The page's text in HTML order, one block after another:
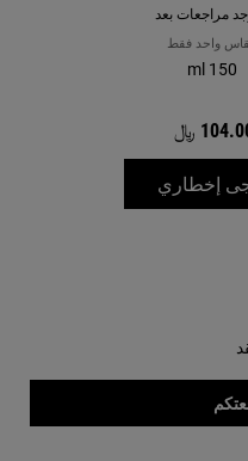
مراجعات بعد
واحد فقط
150 ml
﷼
إخطاري